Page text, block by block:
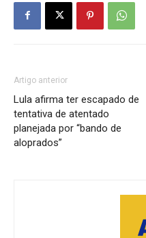
Artigo anterior
Lula afirma ter escapado de
tentativa de atentado
planejada por “bando de
aloprados”